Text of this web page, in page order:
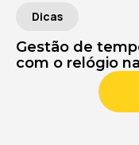
Dicas
Gestão de
com o relógio